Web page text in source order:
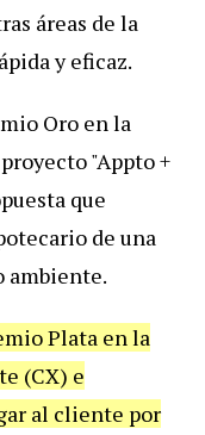
áreas de la
y eficaz.
Oro en la
"Appto +
que
de una
ambiente.
Plata en la
(CX) e
al cliente por